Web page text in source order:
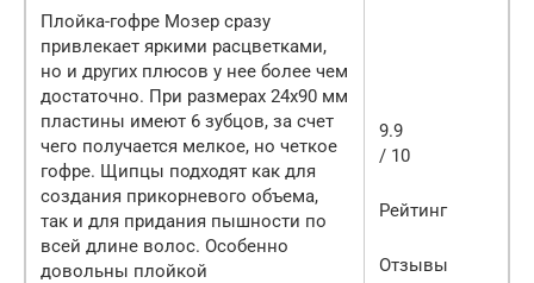
Плойка-гофре Мозер сразу
привлекает яркими расцветками,
но и других плюсов у нее более чем
достаточно. При размерах 24х90 мм
пластины имеют 6 зубцов, за счет
чего получается мелкое, но четкое
гофре. Щипцы подходят как для
создания прикорневого объема,
так и для придания пышности по
всей длине волос. Особенно
довольны плойкой
9.9
/ 10
Рейтинг
Отзывы